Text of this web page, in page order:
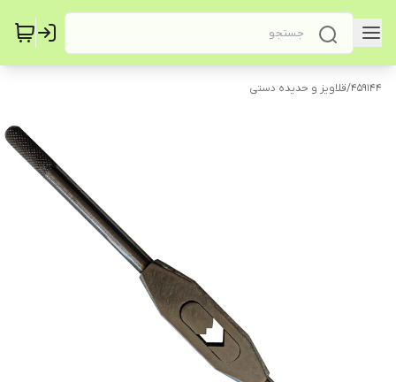
459144
/قلاویز و حدیده دستی